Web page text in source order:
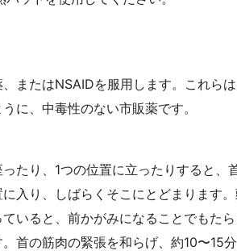
またはNSAIDを服用します。これら
に、中毒性のない市販薬です。
たり、1つの位置に立ったりすると、
入り、しばらくそこにとどまります
いると、前かがみになることでもた
首の筋肉の緊張を和らげ、約10〜15